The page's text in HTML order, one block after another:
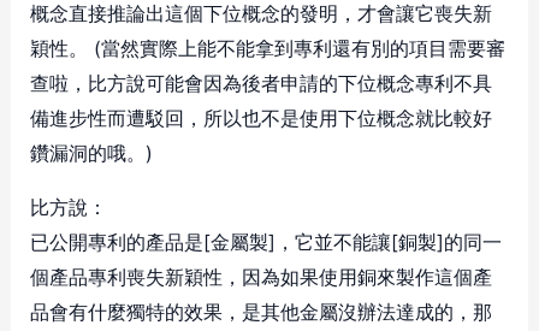
概念直接推論出這個下位概念的發明，才會讓它喪失新
穎性。 (當然實際上能不能拿到專利還有別的項目需要審
查啦，比方說可能會因為後者申請的下位概念專利不具
備進步性而遭駁回，所以也不是使用下位概念就比較好
鑽漏洞的哦。)
比方說：
已公開專利的產品是[金屬製]，它並不能讓[銅製]的同一
個產品專利喪失新穎性，因為如果使用銅來製作這個產
品會有什麼獨特的效果，是其他金屬沒辦法達成的，那